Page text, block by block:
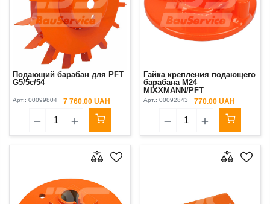
Подающий барабан для PFT
G5/5c/54
Арт.: 00099804 7 760.00 UAH
Гайка крепления подающего
барабана M24
MIXXMANN/PFT
Арт.: 00092843 770.00 UAH